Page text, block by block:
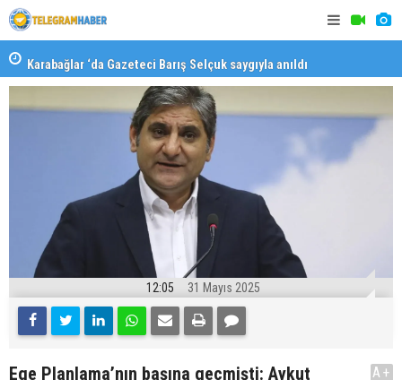
Karabağlar ‘da Gazeteci Barış Selçuk saygıyla anıldı
12:05 31 Mayıs 2025
Ege Planlama’nın başına geçmişti: Aykut
A+